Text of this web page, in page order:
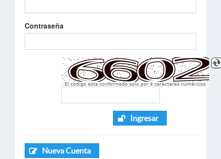
Contraseña
El codigo esta conformado solo por 4 caracteres numèricos
Ingresar
Nueva Cuenta